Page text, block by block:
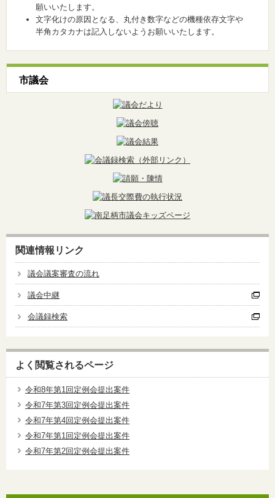
願いいたします。
文字化けの原因となる、丸付き数字などの機種依存文字や
半角カタカナは記入しないようお願いいたします。
市議会
関連情報リンク
議会議案審査の流れ
議会中継
会議録検索
よく閲覧されるページ
令和8年第1回定例会提出案件
令和7年第3回定例会提出案件
令和7年第4回定例会提出案件
令和7年第1回定例会提出案件
令和7年第2回定例会提出案件